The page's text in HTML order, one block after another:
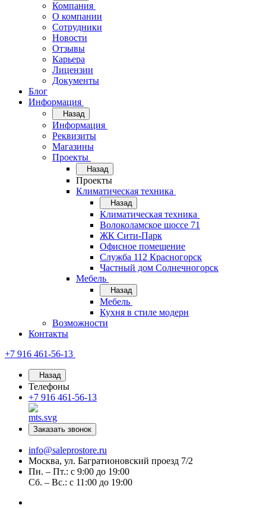
Компания
О компании
Сотрудники
Новости
Отзывы
Карьера
Лицензии
Документы
Блог
Информация
Назад
Информация
Реквизиты
Магазины
Проекты
Назад
Проекты
Климатическая техника
Назад
Климатическая техника
Волоколамское шоссе 71
ЖК Сити-Парк
Офисное помещение
Служба 112 Красногорск
Частный дом Солнечногорск
Мебель
Назад
Мебель
Кухня в стиле модерн
Возможности
Контакты
+7 916 461-56-13
Назад
Телефоны
+7 916 461-56-13
Заказать звонок
info@saleprostore.ru
Москва, ул. Багратионовский проезд 7/2
Пн. – Пт.: с 9:00 до 19:00
Сб. – Вс.: с 11:00 до 19:00